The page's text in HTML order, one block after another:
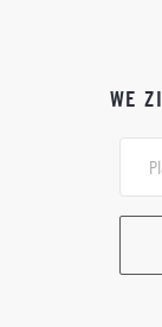
WE